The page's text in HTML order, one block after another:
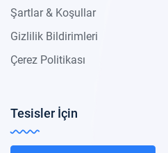
Şartlar & Koşullar
Gizlilik Bildirimleri
Çerez Politikası
Tesisler İçin